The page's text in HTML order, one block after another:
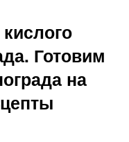
Готовим
на